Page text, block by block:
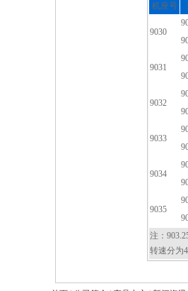
机座号
9030
9031
9032
9033
9034
9035
注：
转速分为